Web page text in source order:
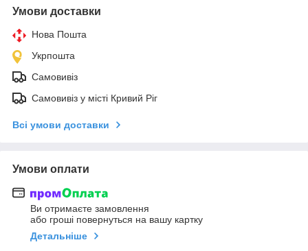
Умови доставки
Нова Пошта
Укрпошта
Самовивіз
Самовивіз у місті Кривий Ріг
Всі умови доставки
Умови оплати
Ви отримаєте замовлення
або гроші повернуться на вашу картку
Детальніше